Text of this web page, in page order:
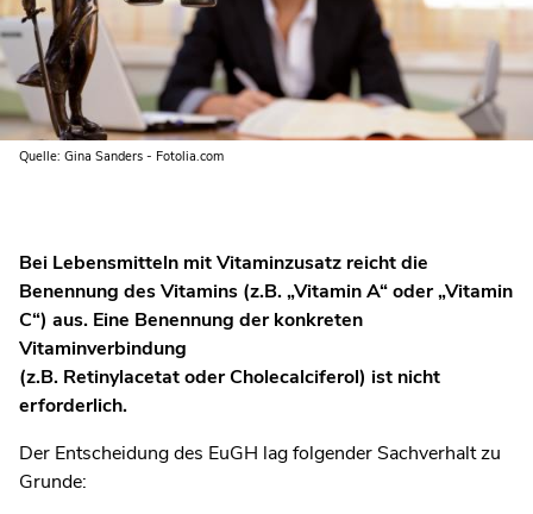
Quelle: Gina Sanders - Fotolia.com
Bei Lebensmitteln mit Vitaminzusatz reicht die
Benennung des Vitamins (z.B. „Vitamin A“ oder „Vitamin
C“) aus. Eine Benennung der konkreten
Vitaminverbindung
(z.B. Retinylacetat oder Cholecalciferol) ist nicht
erforderlich.
Der Entscheidung des EuGH lag folgender Sachverhalt zu
Grunde: